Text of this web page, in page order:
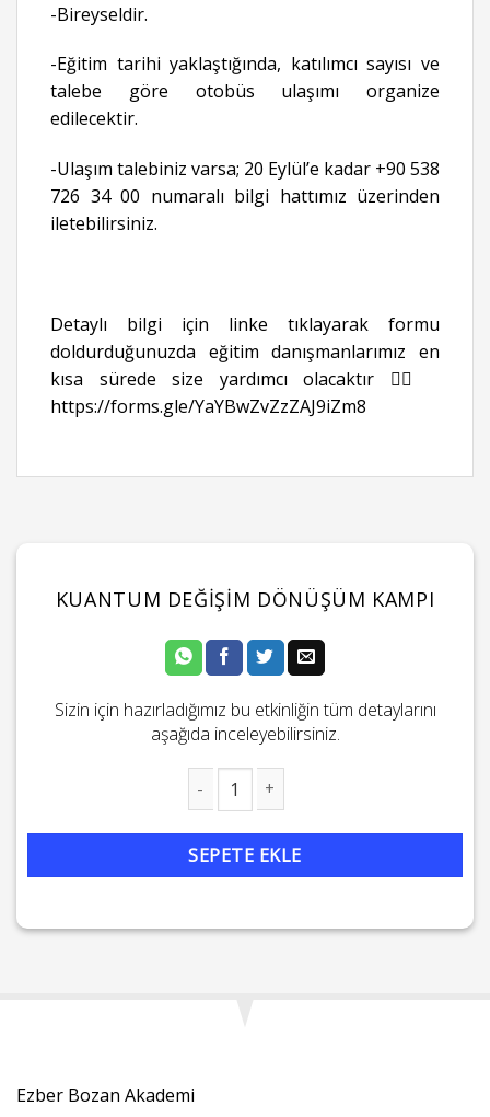
-Bireyseldir.
-Eğitim tarihi yaklaştığında, katılımcı sayısı ve
talebe göre otobüs ulaşımı organize
edilecektir.
-Ulaşım talebiniz varsa; 20 Eylül’e kadar +90 538
726 34 00 numaralı bilgi hattımız üzerinden
iletebilirsiniz.
Detaylı bilgi için linke tıklayarak formu
doldurduğunuzda eğitim danışmanlarımız en
kısa sürede size yardımcı olacaktır 👉🏻
https://forms.gle/YaYBwZvZzZAJ9iZm8
KUANTUM DEĞIŞIM DÖNÜŞÜM KAMPI
Sizin için hazırladığımız bu etkinliğin tüm detaylarını
aşağıda inceleyebilirsiniz.
SEPETE EKLE
Ezber Bozan Akademi